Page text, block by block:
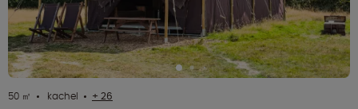
50 ㎡ kachel + 26